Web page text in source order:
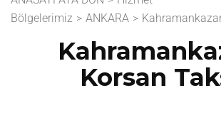
Bölgelerimiz > ANKARA >
Korsan